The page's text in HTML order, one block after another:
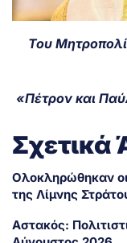
Του
«Πέτρον και
Σχετικά
Ολοκληρώθηκαν
της Λίμνης
Αστακός: